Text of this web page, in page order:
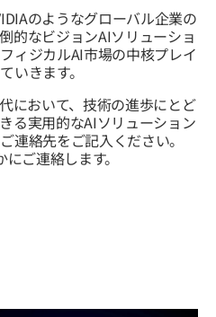
のようなグローバル企業の
的なビジョンAIソリューショ
ィジカルAI市場の中核プレイ
いきます。
において、技術の進歩にとど
る実用的なAIソリューション
連絡先をご記入ください。
ご連絡します。